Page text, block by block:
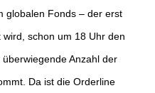
globalen Fonds – der erst
wird, schon um 18 Uhr den
Anzahl der
Da ist die Orderline